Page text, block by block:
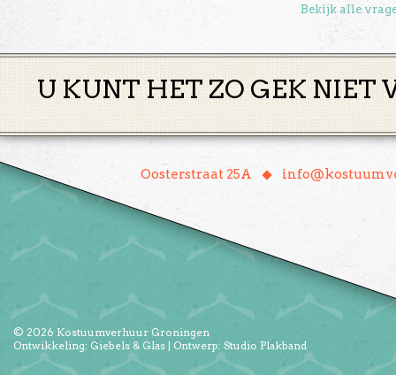
Bekijk alle
U KUNT HET ZO GEK NIET
Oosterstraat 25A ♦
© 2026 Kostuumverhuur Groningen
Ontwikkeling: Giebels & Glas | Ontwerp: Studio Plakband